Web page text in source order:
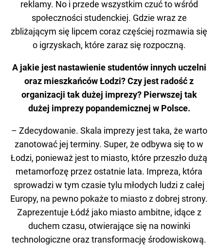
reklamy. No i przede wszystkim czuć to wśród
społeczności studenckiej. Gdzie wraz ze
zbliżającym się lipcem coraz częściej rozmawia się
o igrzyskach, które zaraz się rozpoczną.
A jakie jest nastawienie studentów innych uczelni
oraz mieszkańców Łodzi? Czy jest radość z
organizacji tak dużej imprezy? Pierwszej tak
dużej imprezy popandemicznej w Polsce.
– Zdecydowanie. Skala imprezy jest taka, że warto
zanotować jej terminy. Super, że odbywa się to w
Łodzi, ponieważ jest to miasto, które przeszło dużą
metamorfozę przez ostatnie lata. Impreza, która
sprowadzi w tym czasie tylu młodych ludzi z całej
Europy, na pewno pokaże to miasto z dobrej strony.
Zaprezentuje Łódź jako miasto ambitne, idące z
duchem czasu, otwierające się na nowinki
technologiczne oraz transformację środowiskową.